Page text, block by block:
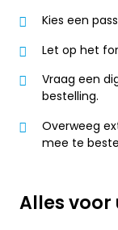
Kies een
Let op het
Vraag een
bestelling.
Overweeg
mee te
Alles